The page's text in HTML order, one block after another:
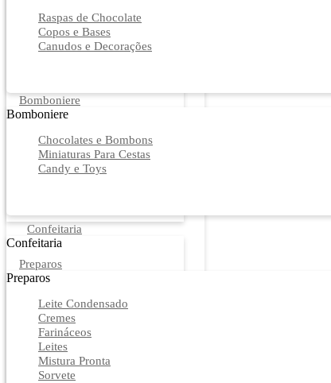
Raspas de Chocolate
Copos e Bases
Canudos e Decorações
Bomboniere
Bomboniere
Chocolates e Bombons
Miniaturas Para Cestas
Candy e Toys
Confeitaria
Confeitaria
Preparos
Preparos
Leite Condensado
Cremes
Farináceos
Leites
Mistura Pronta
Sorvete